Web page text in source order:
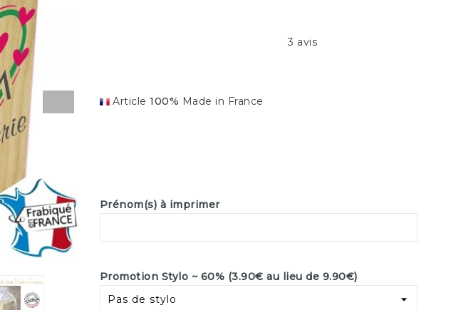
3 avis
Article100% Made in France
Prénom(s) à imprimer
Promotion Stylo ~ 60% (3.90€ au lieu de 9.90€)